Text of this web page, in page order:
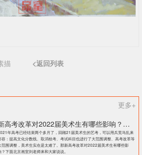
描 <返回列表
更多+
新高考改革对2022届美术生有哪些影响？北京画室刘老师来和大家说说
年高考已经结束两个多月了，回顾21届美术生的艺考，可以用兵荒马乱来
容：提高文化分数线、取消校考、考试科目也进行了大范围调整、高考改革等
范围调整，美术生实在是太难了。那新高考改革对2022届美术生有哪些影
？下面北京画室刘老师来和大家说说。